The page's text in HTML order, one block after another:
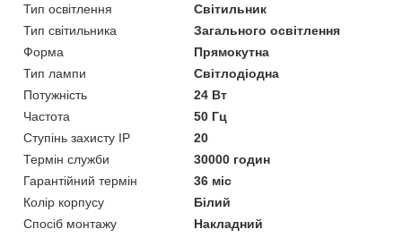
Тип освітлення
Світильник
Тип світильника
Загального освітлення
Форма
Прямокутна
Тип лампи
Світлодіодна
Потужність
24 Вт
Частота
50 Гц
Ступінь захисту IP
20
Термін служби
30000 годин
Гарантійний термін
36 міс
Колір корпусу
Білий
Спосіб монтажу
Накладний